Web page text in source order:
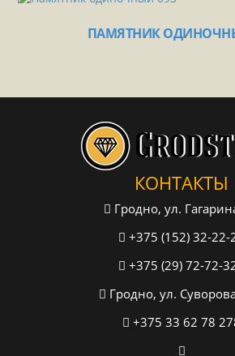
ПАМЯТНИК
КОНТАКТЫ
Гродно, ул.
+375 (152) 32-22-
+375 (29) 72-72-
Гродно, ул.
+375 33 62 78